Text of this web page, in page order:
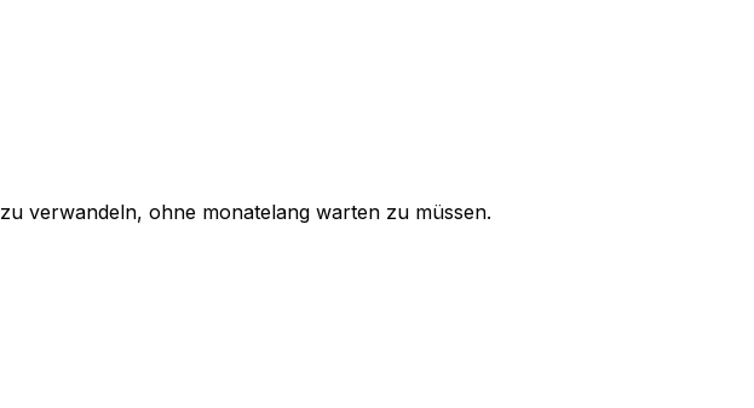
verwandeln, ohne monatelang warten zu müssen.